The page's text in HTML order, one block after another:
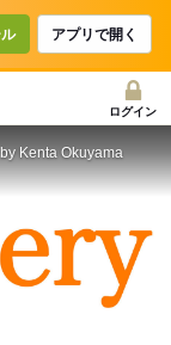
アプリで開く
ログイン
Kenta Okuyama